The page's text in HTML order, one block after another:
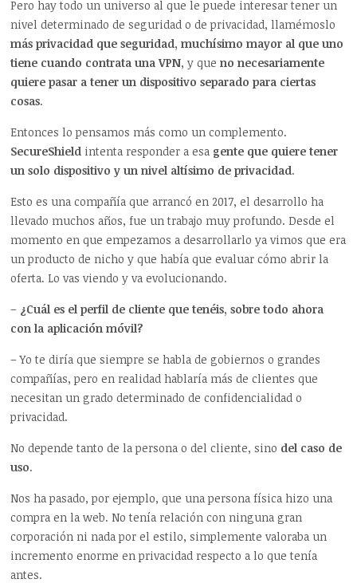
Pero hay todo un universo al que le puede interesar tener un
nivel determinado de seguridad o de privacidad, llamémoslo
más privacidad que seguridad, muchísimo mayor al que uno
tiene cuando contrata una VPN, y queno necesariamente
quiere pasar a tener un dispositivo separado para ciertas
cosas.
Entonces lo pensamos más como un complemento.
SecureShield intenta responder a esa gente que quiere tener
un solo dispositivo y un nivel altísimo de privacidad.
Esto es una compañía que arrancó en 2017, el desarrollo ha
llevado muchos años, fue un trabajo muy profundo. Desde el
momento en que empezamos a desarrollarlo ya vimos que era
un producto de nicho y que había que evaluar cómo abrir la
oferta. Lo vas viendo y va evolucionando.
– ¿Cuál es el perfil de cliente que tenéis, sobre todo ahora
con la aplicación móvil?
– Yo te diría que siempre se habla de gobiernos o grandes
compañías, pero en realidad hablaría más de clientes que
necesitan un grado determinado de confidencialidad o
privacidad.
No depende tanto de la persona o del cliente, sino del caso de
uso.
Nos ha pasado, por ejemplo, que una persona física hizo una
compra en la web. No tenía relación con ninguna gran
corporación ni nada por el estilo, simplemente valoraba un
incremento enorme en privacidad respecto a lo que tenía
antes.